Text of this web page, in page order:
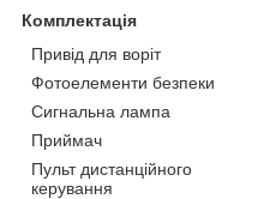
Комплектація
Привід для воріт
Фотоелементи безпеки
Сигнальна лампа
Приймач
Пульт дистанційного
керування